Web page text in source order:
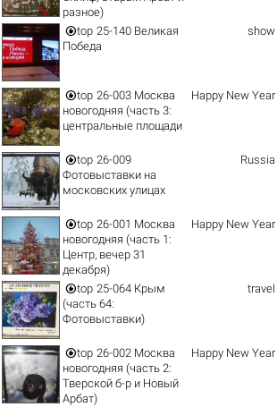
разное)
top 25-140 Великая
Победа
show
top 26-003 Москва
новогодняя (часть 3:
центральные площади
Happy New Year
top 26-009
Фотовыставки на
московских улицах
Russia
top 26-001 Москва
новогодняя (часть 1:
Центр, вечер 31
декабря)
Happy New Year
top 25-064 Крым
(часть 64:
Фотовыставки)
travel
top 26-002 Москва
новогодняя (часть 2:
Тверской б-р и Новый
Арбат)
Happy New Year